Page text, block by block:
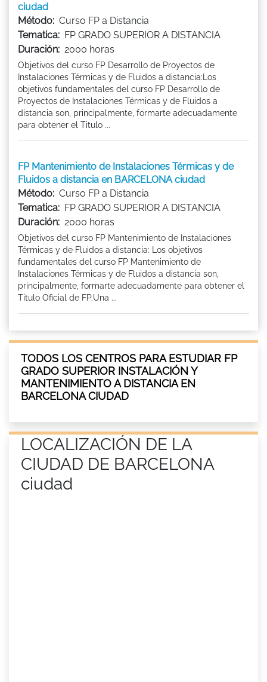
ciudad
Método: Curso FP a Distancia
Tematica: FP GRADO SUPERIOR A DISTANCIA
Duración: 2000 horas
Objetivos del curso FP Desarrollo de Proyectos de
Instalaciones Térmicas y de Fluidos a distancia:Los
objetivos fundamentales del curso FP Desarrollo de
Proyectos de Instalaciones Térmicas y de Fluidos a
distancia son, principalmente, formarte adecuadamente
para obtener el Titulo ...
FP Mantenimiento de Instalaciones Térmicas y de
Fluidos a distancia en BARCELONA ciudad
Método: Curso FP a Distancia
Tematica: FP GRADO SUPERIOR A DISTANCIA
Duración: 2000 horas
Objetivos del curso FP Mantenimiento de Instalaciones
Térmicas y de Fluidos a distancia: Los objetivos
fundamentales del curso FP Mantenimiento de
Instalaciones Térmicas y de Fluidos a distancia son,
principalmente, formarte adecuadamente para obtener el
Titulo Oficial de FP.Una ...
TODOS LOS CENTROS PARA ESTUDIAR FP
GRADO SUPERIOR INSTALACIÓN Y
MANTENIMIENTO A DISTANCIA EN
BARCELONA CIUDAD
LOCALIZACIÓN DE LA
CIUDAD DE BARCELONA
ciudad